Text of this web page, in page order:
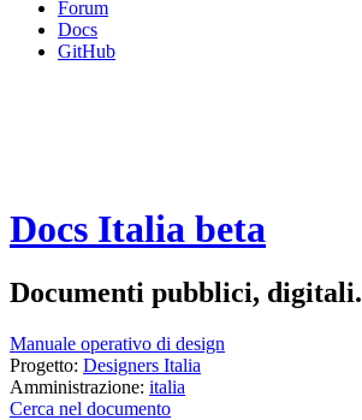
Forum
Docs
GitHub
Docs Italia beta
Documenti pubblici, digitali.
Manuale operativo di design
Progetto: Designers Italia
Amministrazione: italia
Cerca nel documento